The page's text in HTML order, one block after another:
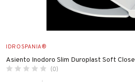
IDROSPANIA®
Asiento Inodoro Slim Duroplast Soft Close
(0)